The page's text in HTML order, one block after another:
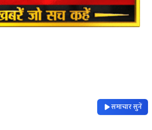
समाचार सुनें